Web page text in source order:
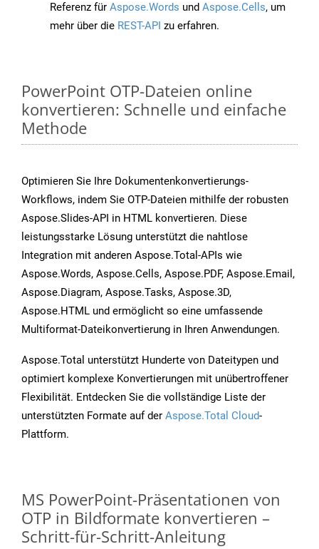
Referenz für Aspose.Words und Aspose.Cells, um
mehr über die REST-API zu erfahren.
PowerPoint OTP-Dateien online
konvertieren: Schnelle und einfache
Methode
Optimieren Sie Ihre Dokumentenkonvertierungs-
Workflows, indem Sie OTP-Dateien mithilfe der robusten
Aspose.Slides-API in HTML konvertieren. Diese
leistungsstarke Lösung unterstützt die nahtlose
Integration mit anderen Aspose.Total-APIs wie
Aspose.Words, Aspose.Cells, Aspose.PDF, Aspose.Email,
Aspose.Diagram, Aspose.Tasks, Aspose.3D,
Aspose.HTML und ermöglicht so eine umfassende
Multiformat-Dateikonvertierung in Ihren Anwendungen.
Aspose.Total unterstützt Hunderte von Dateitypen und
optimiert komplexe Konvertierungen mit unübertroffener
Flexibilität. Entdecken Sie die vollständige Liste der
unterstützten Formate auf der Aspose.Total Cloud-
Plattform.
MS PowerPoint-Präsentationen von
OTP in Bildformate konvertieren –
Schritt-für-Schritt-Anleitung